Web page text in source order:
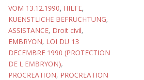
VOM 13.12.1990, HILFE,
KUENSTLICHE BEFRUCHTUNG,
ASSISTANCE, Droit civil,
EMBRYON, LOI DU 13
DECEMBRE 1990 (PROTECTION
DE L'EMBRYON),
PROCREATION, PROCREATION